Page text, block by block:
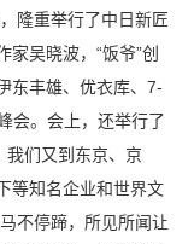
隆重举行了中日新匠
吴晓波，“饭爷”创
东丰雄、优衣库、7-
会。会上，还举行了
我们又到东京、京
等知名企业和世界文
不停蹄，所见所闻让